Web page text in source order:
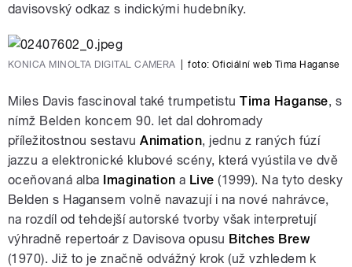
davisovský odkaz s indickými hudebníky.
KONICA MINOLTA DIGITAL CAMERA foto:Oficiální web Tima Haganse
Miles Davis fascinoval také trumpetistuTima Haganse, s
nímž Belden koncem 90. let dal dohromady
příležitostnou sestavuAnimation, jednu z raných fúzí
jazzu a elektronické klubové scény, která vyústila ve dvě
oceňovaná alba Imagination a Live(1999). Na tyto desky
Belden s Hagansem volně navazují i na nové nahrávce,
na rozdíl od tehdejší autorské tvorby však interpretují
výhradně repertoár z Davisova opusu Bitches Brew
(1970). Již to je značně odvážný krok (už vzhledem k